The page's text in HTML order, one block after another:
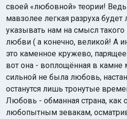
своей «любовной» теории!
мавзолее легкая разруха будет
указывать нам на смысл
любви ( а конечно, великой! А
это каменное кружево,
вот она - воплощённая в
сильной не была любовь,
останутся лишь тронутые
Любовь - обманная страна, как
любопытным зевакам,